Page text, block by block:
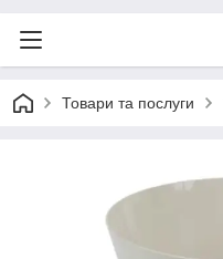
Товари та послуги